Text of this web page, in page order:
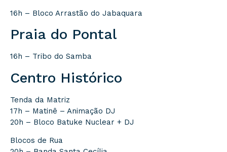
16h – Bloco Arrastão do Jabaquara
Praia do Pontal
16h – Tribo do Samba
Centro Histórico
Tenda da Matriz
17h – Matinê – Animação DJ
20h – Bloco Batuke Nuclear + DJ
Blocos de Rua